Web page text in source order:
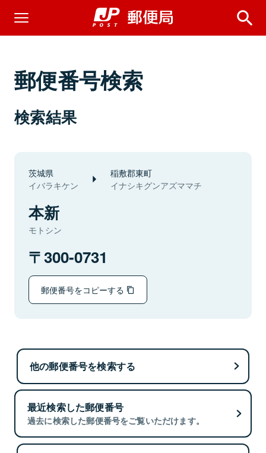
郵便番号検索
検索結果
茨城県
イバラキケン
稲敷郡東町
イナシキグンアズママチ
本新
モトシン
300-0731
郵便番号をコピーする
他の郵便番号を検索する
最近検索した郵便番号
過去に検索した郵便番号をご覧いただけます。